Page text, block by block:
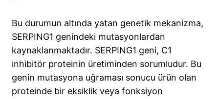
Bu durumun altında yatan genetik mekanizma,
SERPING1 genindeki mutasyonlardan
kaynaklanmaktadır. SERPING1 geni, C1
inhibitör proteinin üretiminden sorumludur. Bu
genin mutasyona uğraması sonucu ürün olan
proteinde bir eksiklik veya fonksiyon